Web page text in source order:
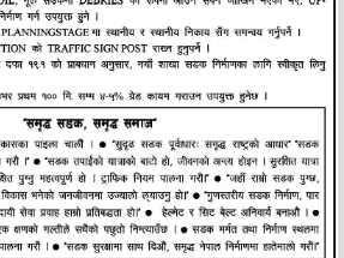
प्रदेश
२०७७/७८